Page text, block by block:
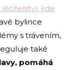
kde
bylince
s trávením,
také
pomáhá